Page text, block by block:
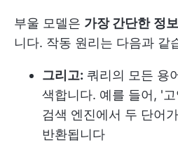
부울 모델은 가장 간단한 정
니다. 작동 원리는 다음과 같
그리고: 쿼리의 모든 용
색합니다. 예를 들어, '
검색 엔진에서 두 단어
반환됩니다